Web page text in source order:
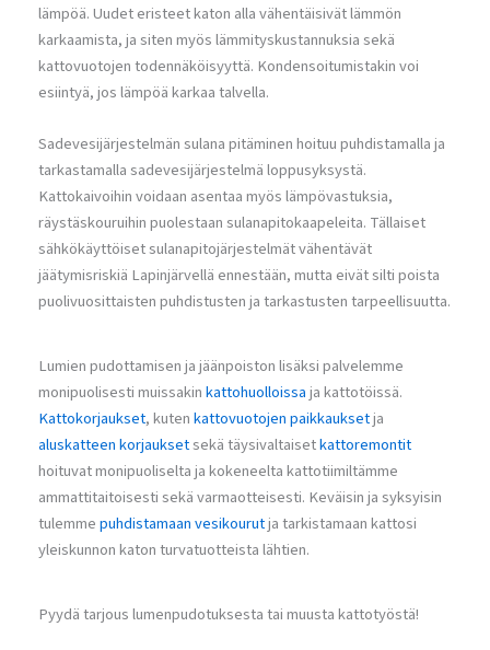
lämpöä. Uudet eristeet katon alla vähentäisivät lämmön
karkaamista, ja siten myös lämmityskustannuksia sekä
kattovuotojen todennäköisyyttä. Kondensoitumistakin voi
esiintyä, jos lämpöä karkaa talvella.
Sadevesijärjestelmän sulana pitäminen hoituu puhdistamalla ja
tarkastamalla sadevesijärjestelmä loppusyksystä.
Kattokaivoihin voidaan asentaa myös lämpövastuksia,
räystäskouruihin puolestaan sulanapitokaapeleita. Tällaiset
sähkökäyttöiset sulanapitojärjestelmät vähentävät
jäätymisriskiä Lapinjärvellä ennestään, mutta eivät silti poista
puolivuosittaisten puhdistusten ja tarkastusten tarpeellisuutta.
Lumien pudottamisen ja jäänpoiston lisäksi palvelemme
monipuolisesti muissakinkattohuolloissaja kattotöissä.
Kattokorjaukset, kutenkattovuotojen paikkauksetja
aluskatteen korjauksetsekä täysivaltaisetkattoremontit
hoituvat monipuoliselta ja kokeneelta kattotiimiltämme
ammattitaitoisesti sekä varmaotteisesti. Keväisin ja syksyisin
tulemmepuhdistamaan vesikourutja tarkistamaan kattosi
yleiskunnon katon turvatuotteista lähtien.
Pyydä tarjous lumenpudotuksesta tai muusta kattotyöstä!